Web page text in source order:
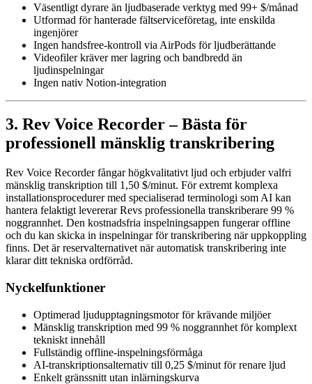
Väsentligt dyrare än ljudbaserade verktyg med 99+ $/månad
Utformad för hanterade fältserviceföretag, inte enskilda
ingenjörer
Ingen handsfree-kontroll via AirPods för ljudberättande
Videofiler kräver mer lagring och bandbredd än
ljudinspelningar
Ingen nativ Notion-integration
3. Rev Voice Recorder – Bästa för
professionell mänsklig transkribering
Rev Voice Recorder fångar högkvalitativt ljud och erbjuder valfri
mänsklig transkription till 1,50 $/minut. För extremt komplexa
installationsprocedurer med specialiserad terminologi som AI kan
hantera felaktigt levererar Revs professionella transkriberare 99 %
noggrannhet. Den kostnadsfria inspelningsappen fungerar offline
och du kan skicka in inspelningar för transkribering när uppkoppling
finns. Det är reservalternativet när automatisk transkribering inte
klarar ditt tekniska ordförråd.
Nyckelfunktioner
Optimerad ljudupptagningsmotor för krävande miljöer
Mänsklig transkription med 99 % noggrannhet för komplext
tekniskt innehåll
Fullständig offline-inspelningsförmåga
AI-transkriptionsalternativ till 0,25 $/minut för renare ljud
Enkelt gränssnitt utan inlärningskurva